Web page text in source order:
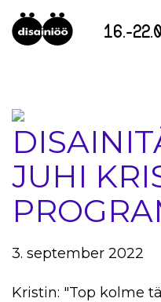
16.-
JUHI
3. september 2022
Kristin: "Top kolme